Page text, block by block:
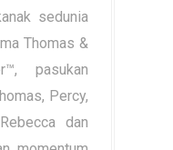
sedunia
Thomas &
pasukan
Percy,
dan